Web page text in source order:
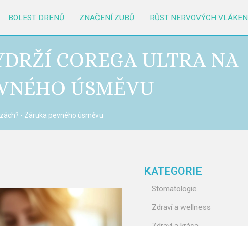
BOLEST DRENŮ ZNAČENÍ ZUBŮ RŮST NERVOVÝCH VLÁKEN
COREGA ULTRA NA
ÚSMĚVU
- Záruka pevného úsměvu
KATEGORIE
Stomatologie
Zdraví a wellness